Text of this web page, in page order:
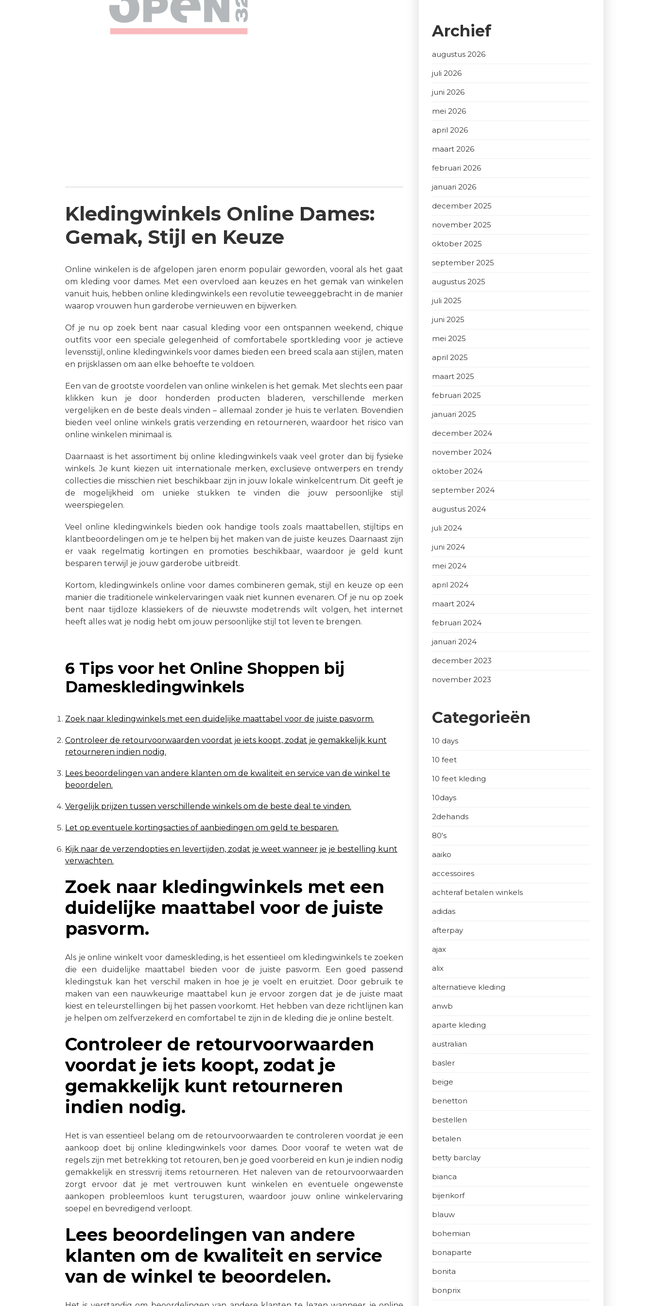
Kledingwinkels Online Dames:
Gemak, Stijl en Keuze
Online winkelen is de afgelopen jaren enorm populair geworden, vooral als het gaat
om kleding voor dames. Met een overvloed aan keuzes en het gemak van winkelen
vanuit huis, hebben online kledingwinkels een revolutie teweeggebracht in de manier
waarop vrouwen hun garderobe vernieuwen en bijwerken.
Of je nu op zoek bent naar casual kleding voor een ontspannen weekend, chique
outfits voor een speciale gelegenheid of comfortabele sportkleding voor je actieve
levensstijl, online kledingwinkels voor dames bieden een breed scala aan stijlen, maten
en prijsklassen om aan elke behoefte te voldoen.
Een van de grootste voordelen van online winkelen is het gemak. Met slechts een paar
klikken kun je door honderden producten bladeren, verschillende merken
vergelijken en de beste deals vinden – allemaal zonder je huis te verlaten. Bovendien
bieden veel online winkels gratis verzending en retourneren, waardoor het risico van
online winkelen minimaal is.
Daarnaast is het assortiment bij online kledingwinkels vaak veel groter dan bij fysieke
winkels. Je kunt kiezen uit internationale merken, exclusieve ontwerpers en trendy
collecties die misschien niet beschikbaar zijn in jouw lokale winkelcentrum. Dit geeft je
de mogelijkheid om unieke stukken te vinden die jouw persoonlijke stijl
weerspiegelen.
Veel online kledingwinkels bieden ook handige tools zoals maattabellen, stijltips en
klantbeoordelingen om je te helpen bij het maken van de juiste keuzes. Daarnaast zijn
er vaak regelmatig kortingen en promoties beschikbaar, waardoor je geld kunt
besparen terwijl je jouw garderobe uitbreidt.
Kortom, kledingwinkels online voor dames combineren gemak, stijl en keuze op een
manier die traditionele winkelervaringen vaak niet kunnen evenaren. Of je nu op zoek
bent naar tijdloze klassiekers of de nieuwste modetrends wilt volgen, het internet
heeft alles wat je nodig hebt om jouw persoonlijke stijl tot leven te brengen.
6 Tips voor het Online Shoppen bij
Dameskledingwinkels
Zoek naar kledingwinkels met een duidelijke maattabel voor de juiste pasvorm.
Controleer de retourvoorwaarden voordat je iets koopt, zodat je gemakkelijk kunt
retourneren indien nodig.
Lees beoordelingen van andere klanten om de kwaliteit en service van de winkel te
beoordelen.
Vergelijk prijzen tussen verschillende winkels om de beste deal te vinden.
Let op eventuele kortingsacties of aanbiedingen om geld te besparen.
Kijk naar de verzendopties en levertijden, zodat je weet wanneer je je bestelling kunt
verwachten.
Zoek naar kledingwinkels met een
duidelijke maattabel voor de juiste
pasvorm.
Als je online winkelt voor dameskleding, is het essentieel om kledingwinkels te zoeken
die een duidelijke maattabel bieden voor de juiste pasvorm. Een goed passend
kledingstuk kan het verschil maken in hoe je je voelt en eruitziet. Door gebruik te
maken van een nauwkeurige maattabel kun je ervoor zorgen dat je de juiste maat
kiest en teleurstellingen bij het passen voorkomt. Het hebben van deze richtlijnen kan
je helpen om zelfverzekerd en comfortabel te zijn in de kleding die je online bestelt.
Controleer de retourvoorwaarden
voordat je iets koopt, zodat je
gemakkelijk kunt retourneren
indien nodig.
Het is van essentieel belang om de retourvoorwaarden te controleren voordat je een
aankoop doet bij online kledingwinkels voor dames. Door vooraf te weten wat de
regels zijn met betrekking tot retouren, ben je goed voorbereid en kun je indien nodig
gemakkelijk en stressvrij items retourneren. Het naleven van de retourvoorwaarden
zorgt ervoor dat je met vertrouwen kunt winkelen en eventuele ongewenste
aankopen probleemloos kunt terugsturen, waardoor jouw online winkelervaring
soepel en bevredigend verloopt.
Lees beoordelingen van andere
klanten om de kwaliteit en service
van de winkel te beoordelen.
Archief
augustus 2026
juli 2026
juni 2026
mei 2026
april 2026
maart 2026
februari 2026
januari 2026
december 2025
november 2025
oktober 2025
september 2025
augustus 2025
juli 2025
juni 2025
mei 2025
april 2025
maart 2025
februari 2025
januari 2025
december 2024
november 2024
oktober 2024
september 2024
augustus 2024
juli 2024
juni 2024
mei 2024
april 2024
maart 2024
februari 2024
januari 2024
december 2023
november 2023
Categorieën
10 days
10 feet
10 feet kleding
10days
2dehands
80's
aaiko
accessoires
achteraf betalen winkels
adidas
afterpay
ajax
alix
alternatieve kleding
anwb
aparte kleding
australian
basler
beige
benetton
bestellen
betalen
betty barclay
bianca
bijenkorf
blauw
bohemian
bonaparte
bonita
bonprix